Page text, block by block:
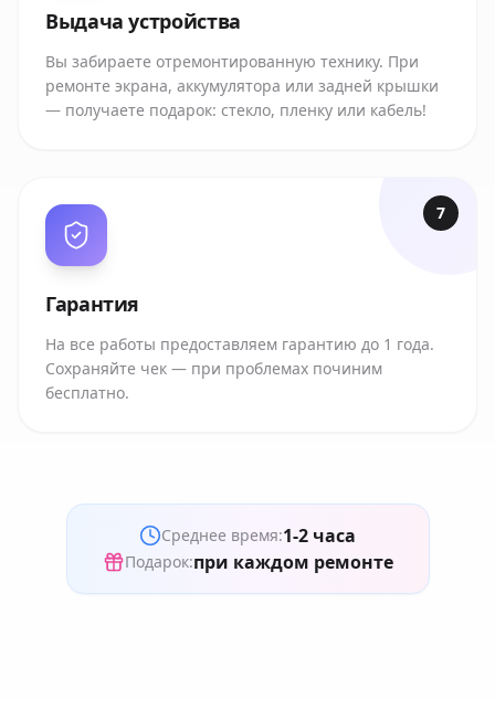
Выдача устройства
Вы забираете отремонтированную технику. При
ремонте экрана, аккумулятора или задней крышки
— получаете подарок: стекло, пленку или кабель!
7
Гарантия
На все работы предоставляем гарантию до 1 года.
Сохраняйте чек — при проблемах починим
бесплатно.
Среднее время:1-2 часа
Подарок:при каждом ремонте